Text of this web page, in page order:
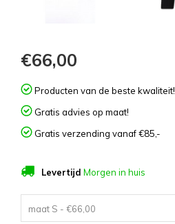
€66,00
Producten van de beste kwaliteit!
Gratis advies op maat!
Gratis verzending vanaf €85,-
Levertijd Morgen in huis
maat S - €66,00